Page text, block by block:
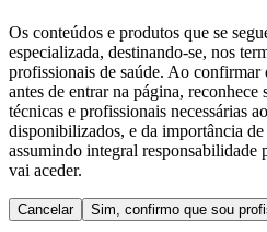
Terapias de
Terapia de
Tratamento de
Tratamento de
Soluções
Terapias
Cuidados Domiciliários
Coordenamos os seus
do hospital. Para mais
cuidados domiciliários.
Vagas disponíveis
Descubra as tuas
Pesquise no nosso mercado
trabalho interessantes.
Empresa
Responsabilidade
Media
Os conteúdos e produtos que se
especializada, destinando-se, nos
profissionais de saúde. Ao confirmar
antes de entrar na página,
técnicas e profissionais necessárias
disponibilizados, e da importância
assumindo integral responsabilidade
vai aceder.
Cancelar Sim, confirmo que sou